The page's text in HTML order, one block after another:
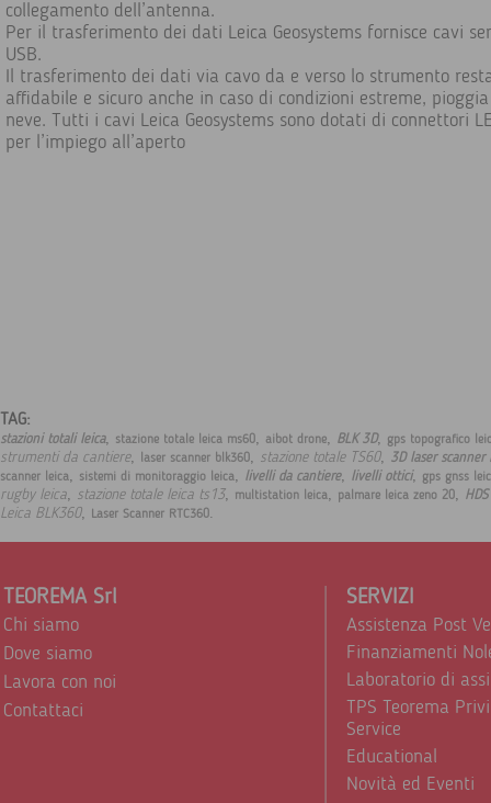
collegamento dell’antenna.
Per il trasferimento dei dati Leica Geosystems fornisce cavi
USB.
Il trasferimento dei dati via cavo da e verso lo strumento
affidabile e sicuro anche in caso di condizioni estreme,
neve. Tutti i cavi Leica Geosystems sono dotati di connettori
per l’impiego all’aperto
TAG:
stazioni totali leica, stazione totale leica ms60, aibot drone, BLK 3D, gps topografico
strumenti da cantiere, laser scanner blk360, stazione totale TS60, 3D laser scanner
scanner leica, sistemi di monitoraggio leica, livelli da cantiere, livelli ottici, gps gnss
rugby leica, stazione totale leica ts13, multistation leica, palmare leica zeno 20,
Leica BLK360, Laser Scanner RTC360.
TEOREMA Srl
Chi siamo
Dove siamo
Lavora con noi
Contattaci
SERVIZI
Assistenza Post
Finanziamenti
Laboratorio di
TPS Teorema
Service
Educational
Novità ed Eventi